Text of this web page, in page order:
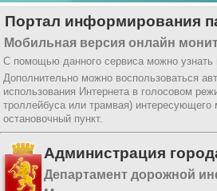
Портал информирования
Мобильная версия онлайн
С помощью данного сервиса можно узнать
Дополнительно можно воспользоваться
использования Интернета в голосовом
троллейбуса или трамвая)
остановочный пункт.
Администрация
Департамент дорожной